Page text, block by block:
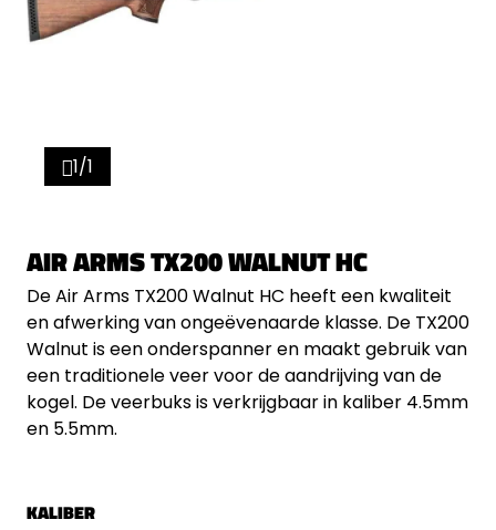
1/1
AIR ARMS TX200 WALNUT HC
De Air Arms TX200 Walnut HC heeft een kwaliteit
en afwerking van ongeëvenaarde klasse. De TX200
Walnut is een onderspanner en maakt gebruik van
een traditionele veer voor de aandrijving van de
kogel. De veerbuks is verkrijgbaar in kaliber 4.5mm
en 5.5mm.
KALIBER